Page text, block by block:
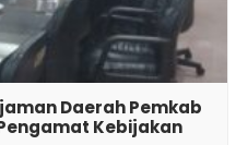
Daerah Pemkab
Kebijakan